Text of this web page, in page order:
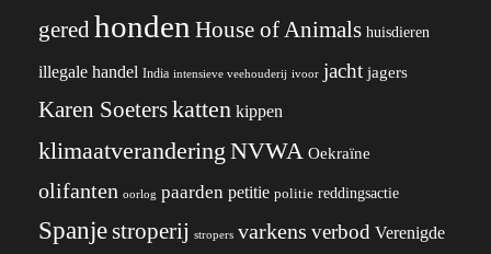
gered honden House of Animals huisdieren
illegale handel India intensieve veehouderij ivoor jacht jagers
Karen Soeterskatten kippen
klimaatverandering NVWA Oekraïne
olifanten oorlog paarden petitie politie reddingsactie
Spanjestroperij stropers varkens verbod Verenigde